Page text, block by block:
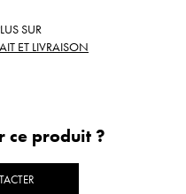
SUR
ET LIVRAISON
ce produit ?